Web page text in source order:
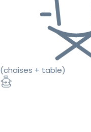
(chaises + table)